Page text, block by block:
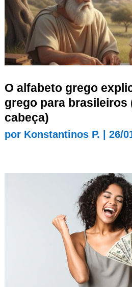
O alfabeto grego
grego para brasileiros
cabeça)
por Konstantinos P. 26/